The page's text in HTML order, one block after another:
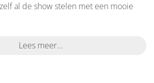
al de show stelen met een mooie
Lees meer...